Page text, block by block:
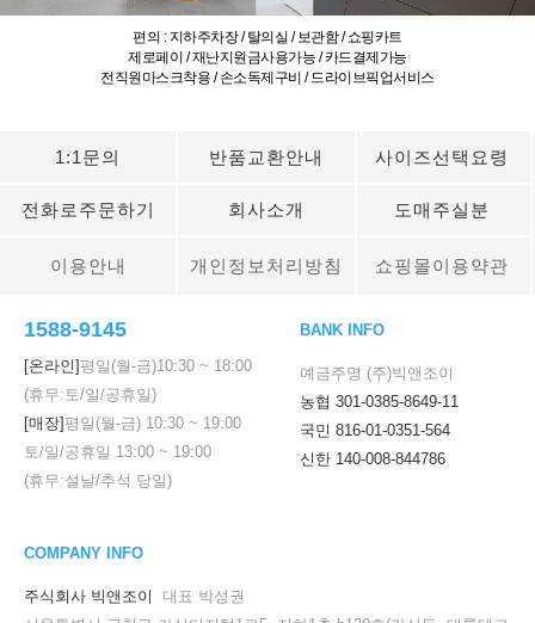
편의 : 지하주차장 / 탈의실 / 보관함 / 쇼핑카트
제로페이 / 재난지원금사용가능 / 카드결제가능
전직원마스크착용 / 손소독제구비 / 드라이브픽업서비스
1:1문의 반품교환안내 사이즈선택요령
전화로주문하기 회사소개 도매주실분
이용안내 개인정보처리방침 쇼핑몰이용약관
1588-9145
[온라인]평일(월-금)10:30 ~ 18:00
(휴무:토/일/공휴일)
[매장]평일(월-금) 10:30 ~ 19:00
토/일/공휴일 13:00 ~ 19:00
(휴무:설날/추석 당일)
BANK INFO
예금주명 (주)빅앤조이
농협 301-0385-8649-11
국민 816-01-0351-564
신한 140-008-844786
COMPANY INFO
주식회사 빅앤조이
대표 박성권